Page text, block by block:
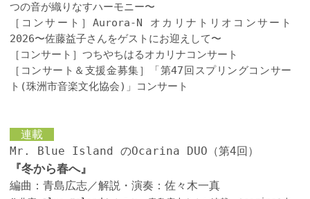
つの音が織りなすハーモニー〜
［コンサート］Aurora-N オカリナトリオコンサート
2026〜佐藤益子さんをゲストにお迎えして〜
［コンサート］つちやちはるオカリナコンサート
［コンサート＆支援金募集］「第47回スプリングコンサー
ト(珠洲市音楽文化協会)」コンサート
連載
Mr. Blue Island のOcarina DUO（第4回）
『冬から春へ』
編曲：青島広志／解説・演奏：佐々木一真